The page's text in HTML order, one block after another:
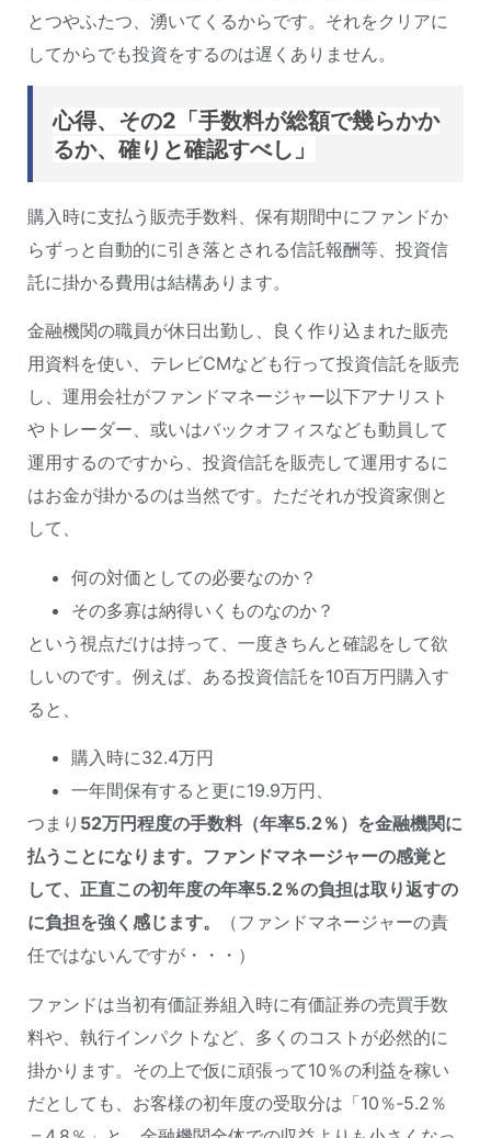
とつやふたつ、湧いてくるからです。それをクリアに
してからでも投資をするのは遅くありません。
心得、その2「手数料が総額で幾らかか
るか、確りと確認すべし」
購入時に支払う販売手数料、保有期間中にファンドか
らずっと自動的に引き落とされる信託報酬等、投資信
託に掛かる費用は結構あります。
金融機関の職員が休日出勤し、良く作り込まれた販売
用資料を使い、テレビCMなども行って投資信託を販売
し、運用会社がファンドマネージャー以下アナリスト
やトレーダー、或いはバックオフィスなども動員して
運用するのですから、投資信託を販売して運用するに
はお金が掛かるのは当然です。 ただそれが投資家側と
して、
何の対価としての必要なのか？
その多寡は納得いくものなのか？
という視点だけは持って、一度きちんと確認をして欲
しいのです。 例えば、ある投資信託を10百万円購入す
ると、
購入時に32.4万円
一年間保有すると更に19.9万円、
つまり 52万円程度の手数料（年率5.2％）を金融機関に
払うことになります。 ファンドマネージャーの感覚と
して、正直この初年度の年率5.2％の負担は取り返すの
に負担を強く感じます。
（ファンドマネージャーの責
任ではないんですが・・・）
ファンドは当初有価証券組入時に有価証券の売買手数
料や、執行インパクトなど、多くのコストが必然的に
掛かります。その上で仮に頑張って10％の利益を稼い
だとしても、お客様の初年度の受取分は「10％‐5.2％